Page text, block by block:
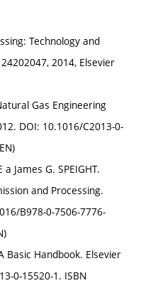
Technology and
2014, Elsevier
Gas Engineering
DOI: 10.1016/C2013-0-
a James G. SPEIGHT.
and Processing.
B978-0-7506-7776-
Basic Handbook. Elsevier
0-15520-1. ISBN